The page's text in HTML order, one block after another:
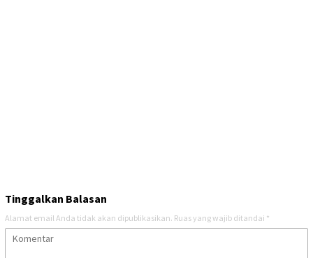
Tinggalkan Balasan
Alamat email Anda tidak akan dipublikasikan. Ruas yang wajib ditandai *